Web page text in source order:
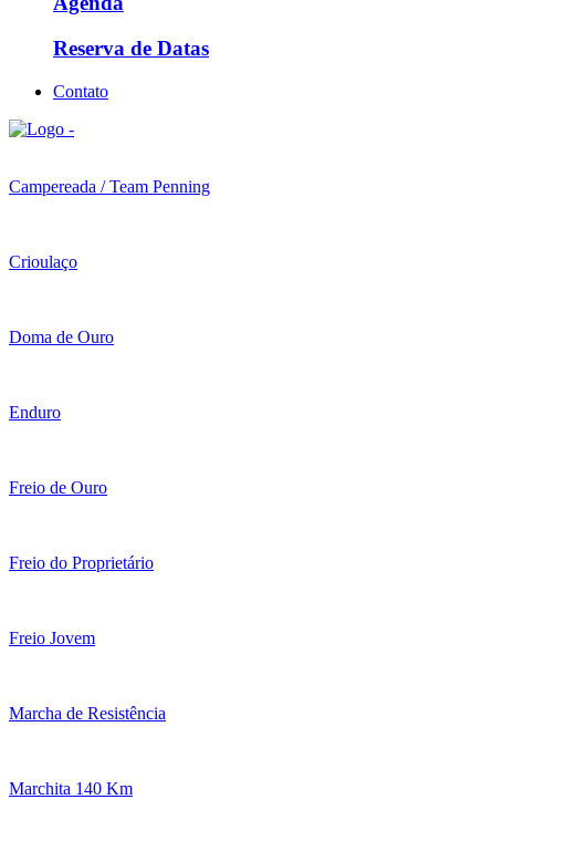
Reserva de Datas
Contato
Campereada / Team Penning
Crioulaço
Doma de Ouro
Enduro
Freio de Ouro
Freio do Proprietário
Freio Jovem
Marcha de Resistência
Marchita 140 Km